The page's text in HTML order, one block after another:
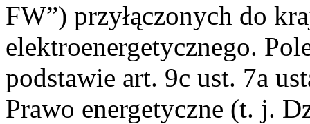
FW”) przyłączonych do
elektroenergetycznego.
podstawie art. 9c ust. 7a
Prawo energetyczne (t. j.